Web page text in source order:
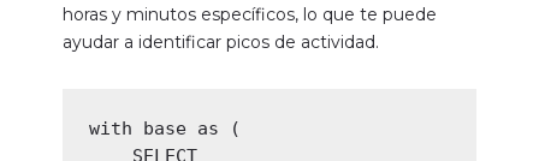
horas y minutos específicos, lo que te puede
ayudar a identificar picos de actividad.
with base as (
    SELECT